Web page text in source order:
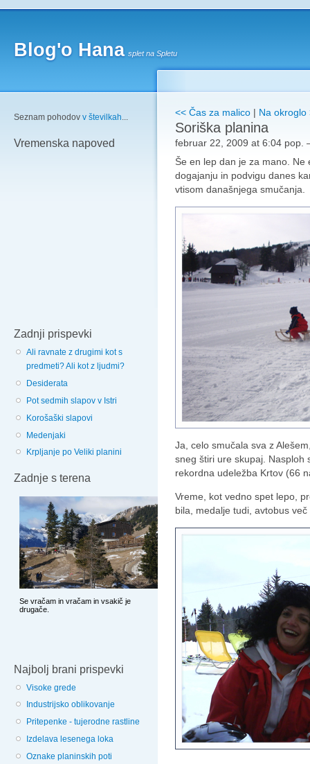
Blog'o Hana splet na Spletu
Seznam pohodov v številkah...
Vremenska napoved
Zadnji prispevki
Ali ravnate z drugimi kot s
predmeti? Ali kot z ljudmi?
Desiderata
Pot sedmih slapov v Istri
Korošaški slapovi
Medenjaki
Krpljanje po Veliki planini
Zadnje s terena
Najbolj brani prispevki
Visoke grede
Industrijsko oblikovanje
Pritepenke - tujerodne rastline
Izdelava lesenega loka
Oznake planinskih poti
<< Čas za malico | Na okroglo
Soriška planina
februar 22, 2009 at 6:04 pop.
Še en lep dan je za mano.
dogajanju in podvigu danes
vtisom današnjega smučanja.
Ja, celo smučala sva z
sneg štiri ure skupaj. Nasploh
rekordna udeležba Krtov (66
Vreme, kot vedno spet lepo,
bila, medalje tudi, avtobus